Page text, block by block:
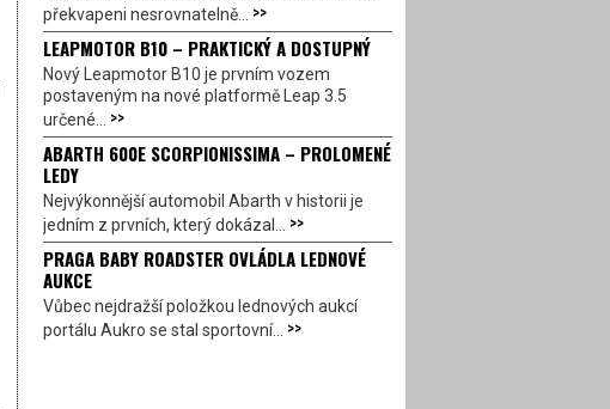
překvapeni nesrovnatelně... >>
LEAPMOTOR B10 – PRAKTICKÝ A DOSTUPNÝ
Nový Leapmotor B10 je prvním vozem
postaveným na nové platformě Leap 3.5
určené... >>
ABARTH 600E SCORPIONISSIMA – PROLOMENÉ
LEDY
Nejvýkonnější automobil Abarth v historii je
jedním z prvních, který dokázal... >>
PRAGA BABY ROADSTER OVLÁDLA LEDNOVÉ
AUKCE
Vůbec nejdražší položkou lednových aukcí
portálu Aukro se stal sportovní... >>